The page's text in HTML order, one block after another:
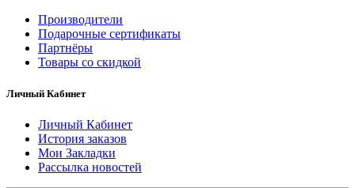
Производители
Подарочные сертификаты
Партнёры
Товары со скидкой
Личный Кабинет
Личный Кабинет
История заказов
Мои Закладки
Рассылка новостей